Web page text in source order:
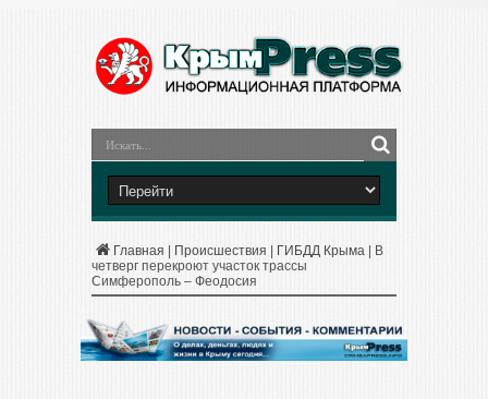
Главная Происшествия ГИБДД Крыма
В
четверг перекроют участок трассы
Симферополь – Феодосия